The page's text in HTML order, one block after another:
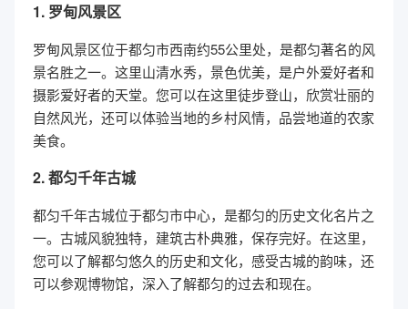
1. 罗甸风景区
罗甸风景区位于都匀市西南约55公里处，是都匀著名的风
景名胜之一。这里山清水秀，景色优美，是户外爱好者和
摄影爱好者的天堂。您可以在这里徒步登山，欣赏壮丽的
自然风光，还可以体验当地的乡村风情，品尝地道的农家
美食。
2. 都匀千年古城
都匀千年古城位于都匀市中心，是都匀的历史文化名片之
一。古城风貌独特，建筑古朴典雅，保存完好。在这里，
您可以了解都匀悠久的历史和文化，感受古城的韵味，还
可以参观博物馆，深入了解都匀的过去和现在。